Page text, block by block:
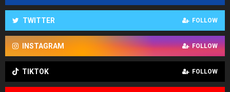
TWITTER FOLLOW
INSTAGRAM FOLLOW
TIKTOK FOLLOW